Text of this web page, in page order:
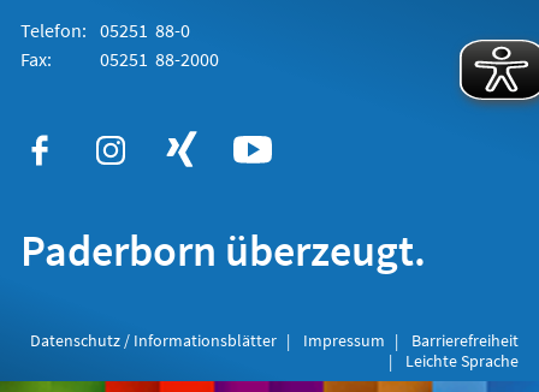
Telefon: 05251 88-0
Fax:
05251 88-2000
Paderborn überzeugt.
Datenschutz / Informationsblätter Impressum
Barrierefreiheit
Leichte Sprache